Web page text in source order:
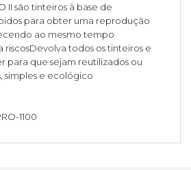
II são tinteiros à base de
para obter uma reprodução
ao mesmo tempo
riscosDevolva todos os tinteiros e
para que sejam reutilizados ou
simples e ecológico
1100